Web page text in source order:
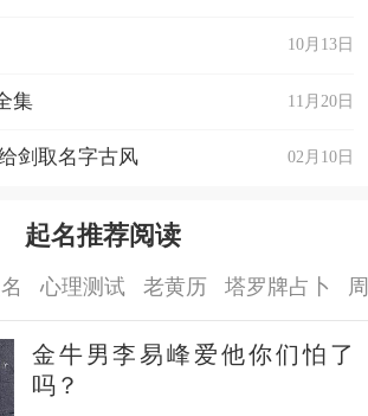
10月13日
11月20日
集
02月10日
剑取名字古风
起名推荐阅读
心理测试 老黄历 塔罗牌占卜
金牛男李易峰爱他你们怕了
吗？